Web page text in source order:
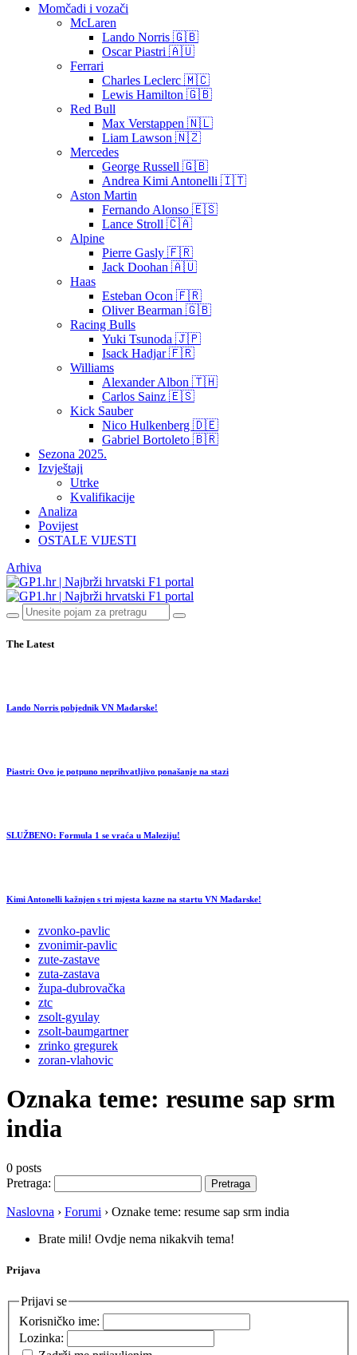
Momčadi i vozači
McLaren
Lando Norris 🇬🇧
Oscar Piastri 🇦🇺
Ferrari
Charles Leclerc 🇲🇨
Lewis Hamilton 🇬🇧
Red Bull
Max Verstappen 🇳🇱
Liam Lawson 🇳🇿
Mercedes
George Russell 🇬🇧
Andrea Kimi Antonelli 🇮🇹
Aston Martin
Fernando Alonso 🇪🇸
Lance Stroll 🇨🇦
Alpine
Pierre Gasly 🇫🇷
Jack Doohan 🇦🇺
Haas
Esteban Ocon 🇫🇷
Oliver Bearman 🇬🇧
Racing Bulls
Yuki Tsunoda 🇯🇵
Isack Hadjar 🇫🇷
Williams
Alexander Albon 🇹🇭
Carlos Sainz 🇪🇸
Kick Sauber
Nico Hulkenberg 🇩🇪
Gabriel Bortoleto 🇧🇷
Sezona 2025.
Izvještaji
Utrke
Kvalifikacije
Analiza
Povijest
OSTALE VIJESTI
Arhiva
The Latest
Lando Norris pobjednik VN Mađarske!
Piastri: Ovo je potpuno neprihvatljivo ponašanje na stazi
SLUŽBENO: Formula 1 se vraća u Maleziju!
Kimi Antonelli kažnjen s tri mjesta kazne na startu VN Mađarske!
zvonko-pavlic
zvonimir-pavlic
zute-zastave
zuta-zastava
župa-dubrovačka
ztc
zsolt-gyulay
zsolt-baumgartner
zrinko gregurek
zoran-vlahovic
Oznaka teme: resume sap srm
india
0 posts
Pretraga:
Naslovna › Forumi › Oznake teme: resume sap srm india
Brate mili! Ovdje nema nikakvih tema!
Prijava
Prijavi se
Korisničko ime:
Lozinka: